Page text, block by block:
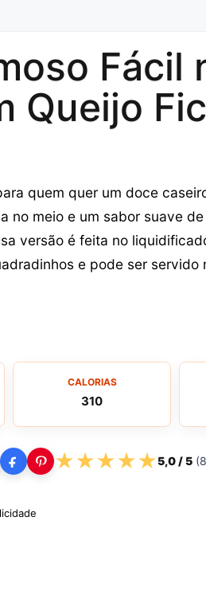
Fácil
Queijo
quem quer um doce
no meio e um sabor suave
versão é feita no
e pode ser servido
CALORIAS
310
★★★★★5,0/ 5 (